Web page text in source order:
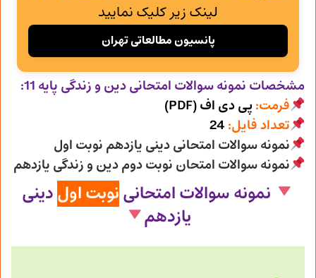
لینک زیر کلیک نمایید
پانسیون مطالعاتی تهران
مشخصات نمونه سوالات امتحانیدین و زندگی پایه 11:
فرمت: پی دی اف (PDF)
تعداد فایل:24
نمونه سوالات امتحانی دینی یازدهم نوبت اول
نمونه سوالات امتحان نوبت دوم دین و زندگی یازدهم
نمونه سوالات امتحانینوبت اولدینی
یازدهم